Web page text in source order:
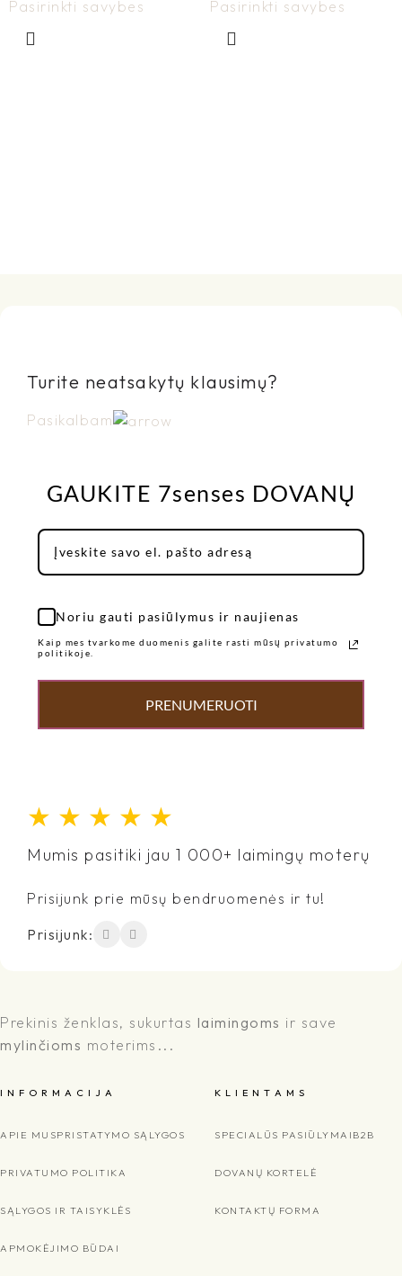
Pasirinkti savybes
Pasirinkti savybes
Turite neatsakytų klausimų?
Pasikalbam
GAUKITE 7senses DOVANŲ
Noriu gauti pasiūlymus ir naujienas
Kaip mes tvarkome duomenis galite rasti mūsų privatumo
politikoje.
PRENUMERUOTI
★ ★ ★ ★ ★
Mumis pasitiki jau 1 000+ laimingų moterų
Prisijunk prie mūsų bendruomenės ir tu!
Prisijunk:
Prekinis ženklas, sukurtas laimingoms ir save
mylinčioms moterims...
I N F O R M A C I J A
APIE MUSPRISTATYMO SĄLYGOS
PRIVATUMO POLITIKA
SĄLYGOS IR TAISYKLĖS
APMOKĖJIMO BŪDAI
K L I E N T A M S
SPECIALŪS PASIŪLYMAI B2B
DOVANŲ KORTELĖ
KONTAKTŲ FORMA